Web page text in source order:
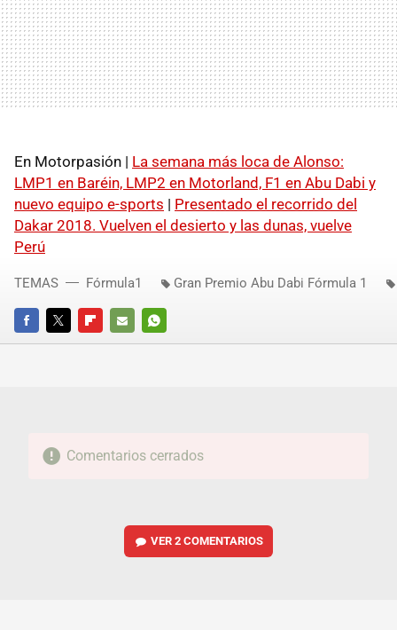
En Motorpasión | La semana más loca de Alonso:
LMP1 en Baréin, LMP2 en Motorland, F1 en Abu Dabi y
nuevo equipo e-sports | Presentado el recorrido del
Dakar 2018. Vuelven el desierto y las dunas, vuelve
Perú
FACEBOOKTWITTERFLIPBOARD
E-
WHATSAPP
TEMAS Fórmula1 Gran Premio Abu Dabi Fórmula 1
Comentarios cerrados
VER2 COMENTARIOS